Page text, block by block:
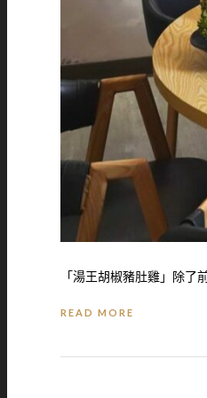
「湯王胡椒豬肚雞」除
READ MORE